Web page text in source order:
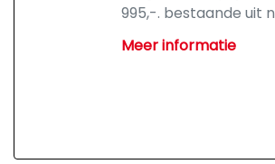
995,-. bestaande uit
LET OP: afname van
van de auto.
Meer informatie